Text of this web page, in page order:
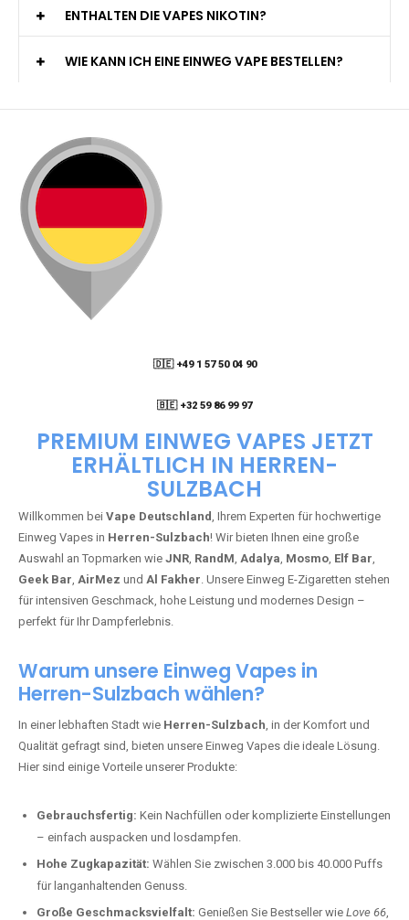
ENTHALTEN DIE VAPES NIKOTIN?
WIE KANN ICH EINE EINWEG VAPE BESTELLEN?
🇩🇪 +49 1 57 50 04 90
🇧🇪 +32 59 86 99 97
PREMIUM EINWEG VAPES JETZT
ERHÄLTLICH IN HERREN-
SULZBACH
Willkommen bei Vape Deutschland, Ihrem Experten für hochwertige
Einweg Vapes in Herren-Sulzbach! Wir bieten Ihnen eine große
Auswahl an Topmarken wie JNR, RandM, Adalya, Mosmo, Elf Bar,
Geek Bar, AirMez und Al Fakher. Unsere Einweg E-Zigaretten stehen
für intensiven Geschmack, hohe Leistung und modernes Design –
perfekt für Ihr Dampferlebnis.
Warum unsere Einweg Vapes in
Herren-Sulzbach wählen?
In einer lebhaften Stadt wie Herren-Sulzbach, in der Komfort und
Qualität gefragt sind, bieten unsere Einweg Vapes die ideale Lösung.
Hier sind einige Vorteile unserer Produkte:
Gebrauchsfertig: Kein Nachfüllen oder komplizierte Einstellungen
– einfach auspacken und losdampfen.
Hohe Zugkapazität: Wählen Sie zwischen 3.000 bis 40.000 Puffs
für langanhaltenden Genuss.
Große Geschmacksvielfalt: Genießen Sie Bestseller wie Love 66,